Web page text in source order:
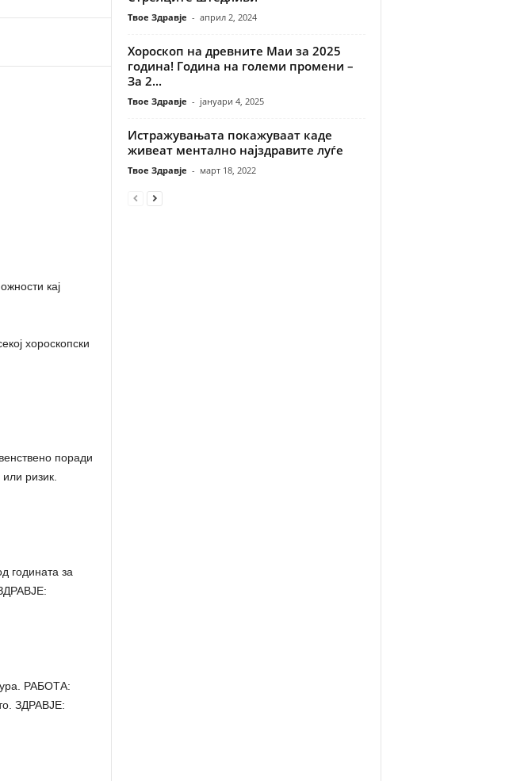
кај
хороскопски
поради
ризик.
годината за
РАБОТА:
ЗДРАВЈЕ:
Твое Здравје - април 2, 2024
Хороскоп на древните Маи за 2025
година! Година на големи промени –
За 2...
Твое Здравје - јануари 4, 2025
Истражувањата покажуваат каде
живеат ментално најздравите луѓе
Твое Здравје - март 18, 2022